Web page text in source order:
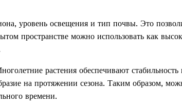
уровень освещения и тип почвы. Это
пространстве можно использовать как
растения обеспечивают стабильность
на протяжении сезона. Таким образом,
времени.